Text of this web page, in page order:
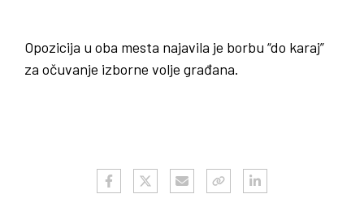
Opozicija u oba mesta najavila je borbu “do karaj”
za očuvanje izborne volje građana.